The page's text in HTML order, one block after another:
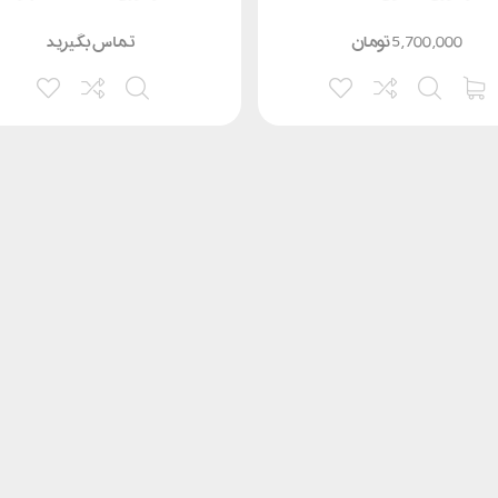
تومان5,700,000
تماس بگیرید